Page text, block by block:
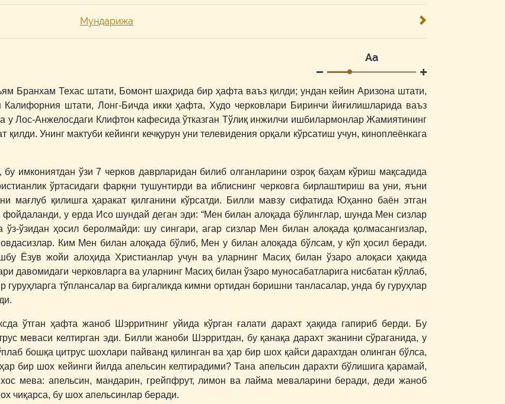
Мундарижа
Аа
Бранхам Техас штати, Бомонт шаҳрида бир ҳафта ваъз қилди; ундан кейин Аризона штати,
штати, Лонг-Бичда икки ҳафта, Худо черковлари Биринчи йиғилишларида ваъз
Лос-Анжелосдаги Клифтон кафесида ўтказган Тўлиқ инжилчи ишбилармонлар Жамиятининг
Унинг мактуби кейинги кечқурун уни телевидения орқали кўрсатиш учун, киноплеёнкага
имкониятдан ўзи 7 черков даврларидан билиб олганларини озроқ баҳам кўриш мақсадида
ўртасидаги фарқни тушунтирди ва иблиснинг черковга бирлаштириш ва уни, яъни
мағлуб қилишга ҳаракат қилганини кўрсатди. Билли мавзу сифатида Юҳанно баён этган
у ерда Исо шундай деган эди: “Мен билан алоқада бўлинглар, шунда Мен сизлар
ўзидан ҳосил беролмайди: шу сингари, агар сизлар Мен билан алоқада қолмасангизлар,
Ким Мен билан алоқада бўлиб, Мен у билан алоқада бўлсам, у кўп ҳосил беради.
Ёзув жойи алоҳида Христианлар учун ва уларнинг Масиҳ билан ўзаро алоқаси ҳақида
давомидаги черковларга ва уларнинг Масиҳ билан ўзаро муносабатларига нисбатан кўллаб,
тўплансалар ва биргаликда кимни ортидан боришни танласалар, унда бу гуруҳлар
ўтган ҳафта жаноб Шэрритнинг уйида кўрган ғалати дарахт ҳақида гапириб берди. Бу
меваси келтирган эди. Билли жаноби Шэрритдан, бу қанақа дарахт эканини сўраганида, у
бошқа цитрус шохлари пайванд қилинган ва ҳар бир шох қайси дарахтдан олинган бўлса,
бир шох кейинги йилда апельсин келтирадими? Тана апельсин дарахти бўлишига қарамай,
мева: апельсин, мандарин, грейпфрут, лимон ва лайма меваларини беради, деди жаноб
чиқарса, бу шох апельсинлар беради.